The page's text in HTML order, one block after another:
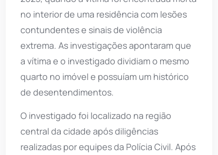
no interior de uma residência com lesões
contundentes e sinais de violência
extrema. As investigações apontaram que
a vítima e o investigado dividiam o mesmo
quarto no imóvel e possuíam um histórico
de desentendimentos.
O investigado foi localizado na região
central da cidade após diligências
realizadas por equipes da Polícia Civil. Após